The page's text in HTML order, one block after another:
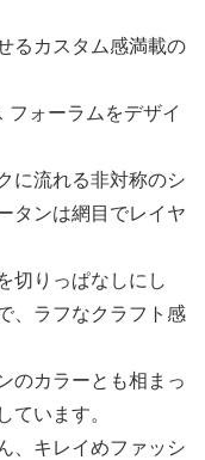
るカスタム感満載の
フォーラムをデザイ
に流れる非対称のシ
タンは網目でレイヤ
切りっぱなしにし
、ラフなクラフト感
のカラーとも相まっ
ています。
、キレイめファッシ